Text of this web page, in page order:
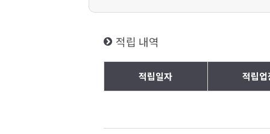
적립 내역
적립일자 적립업